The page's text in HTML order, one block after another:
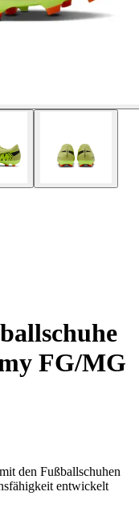
FG/MG
den Fußballschuhen
entwickelt